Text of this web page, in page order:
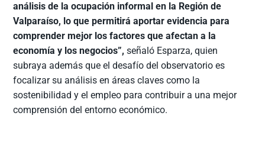
análisis de la ocupación informal en la Región de
Valparaíso, lo que permitirá aportar evidencia para
comprender mejor los factores que afectan a la
economía y los negocios”, señaló Esparza, quien
subraya además que el desafío del observatorio es
focalizar su análisis en áreas claves como la
sostenibilidad y el empleo para contribuir a una mejor
comprensión del entorno económico.